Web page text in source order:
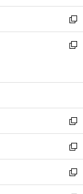
開
く
ウ
で
開
く
ン
ド
ウ
で
ウ
ィ
ン
ド
開
新
し
い
ン
ウ
で
開
く
新
ウ
ン
ド
ウ
で
開
く
新
し
い
ウ
ィ
ン
新
し
い
ウ
新
し